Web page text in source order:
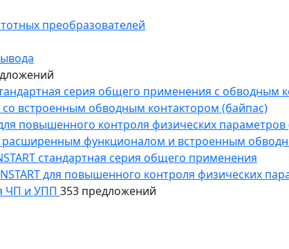
преобразователей
серия общего применения с обводным
со встроенным обводным контактором (байпас)
повышенного контроля физических
расширенным функционалом и встроенным
стандартная серия общего применения
для повышенного контроля физических
ЧП и УПП 353 предложений